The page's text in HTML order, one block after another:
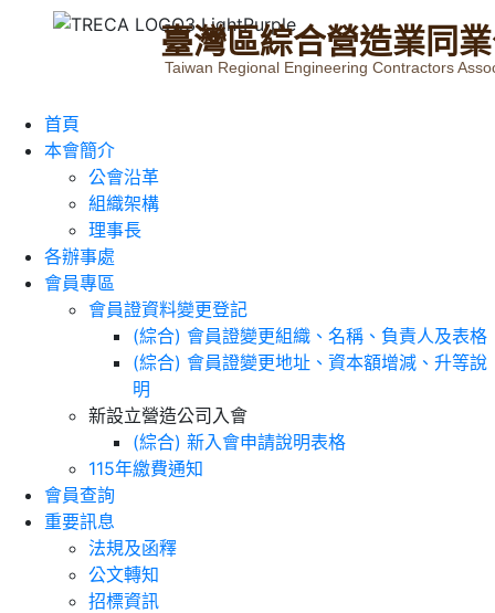
臺灣區綜合營造業同業
Taiwan Regional Engineering Contractors
首頁
本會簡介
公會沿革
組織架構
理事長
各辦事處
會員專區
會員證資料變更登記
(綜合) 會員證變更組織、名稱、負責人及表格
(綜合) 會員證變更地址、資本額增減、升等說
明
新設立營造公司入會
(綜合) 新入會申請說明表格
115年繳費通知
會員查詢
重要訊息
法規及函釋
公文轉知
招標資訊